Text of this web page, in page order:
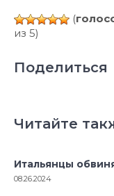
(
из 5)
Поделиться
Читайте
Итальянцы
08.26.2024